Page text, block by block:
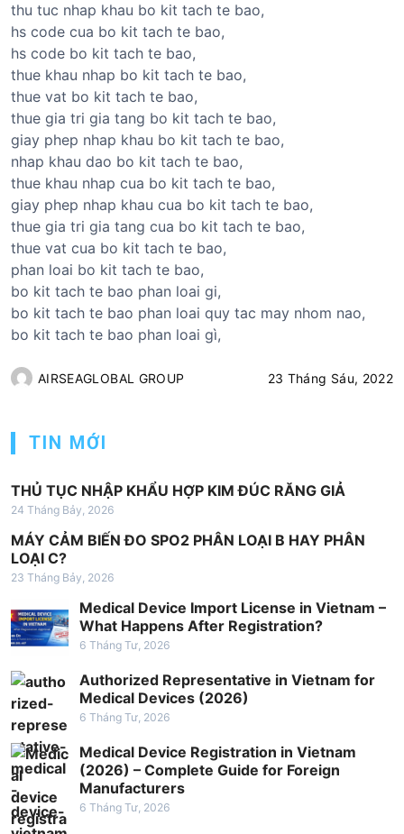
thu tuc nhap khau bo kit tach te bao,
hs code cua bo kit tach te bao,
hs code bo kit tach te bao,
thue khau nhap bo kit tach te bao,
thue vat bo kit tach te bao,
thue gia tri gia tang bo kit tach te bao,
giay phep nhap khau bo kit tach te bao,
nhap khau dao bo kit tach te bao,
thue khau nhap cua bo kit tach te bao,
giay phep nhap khau cua bo kit tach te bao,
thue gia tri gia tang cua bo kit tach te bao,
thue vat cua bo kit tach te bao,
phan loai bo kit tach te bao,
bo kit tach te bao phan loai gi,
bo kit tach te bao phan loai quy tac may nhom nao,
bo kit tach te bao phan loai gì,
AIRSEAGLOBAL GROUP 23 Tháng Sáu, 2022
TIN MỚI
THỦ TỤC NHẬP KHẨU HỢP KIM ĐÚC RĂNG GIẢ
24 Tháng Bảy, 2026
MÁY CẢM BIẾN ĐO SPO2 PHÂN LOẠI B HAY PHÂN
LOẠI C?
23 Tháng Bảy, 2026
Medical Device Import License in Vietnam –
What Happens After Registration?
6 Tháng Tư, 2026
Authorized Representative in Vietnam for
Medical Devices (2026)
6 Tháng Tư, 2026
Medical Device Registration in Vietnam
(2026) – Complete Guide for Foreign
Manufacturers
6 Tháng Tư, 2026